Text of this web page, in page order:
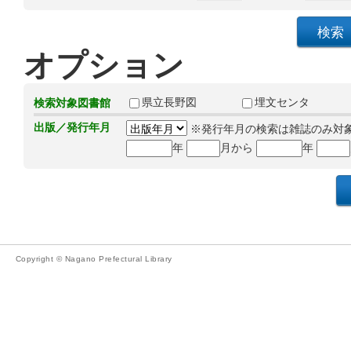
オプション
検索対象図書館 県立長野図
埋文センタ
出版／発行年月
※発行年月の検索は雑誌のみ対
年
月から 年
Copyright © Nagano Prefectural Library